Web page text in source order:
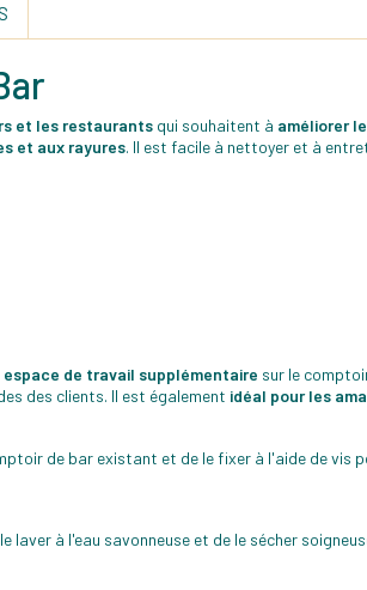
et les restaurants qui souhaitent à améliorer
et aux rayures. Il est facile à nettoyer et à
espace de travail supplémentaire sur le
des clients. Il est également idéal pour les
de bar existant et de le fixer à l'aide de vis
à l'eau savonneuse et de le sécher